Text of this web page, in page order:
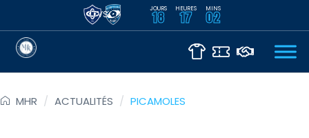
VS JOURS
18 HEURES
17 MINS
02
MHR / ACTUALITÉS / PICAMOLES